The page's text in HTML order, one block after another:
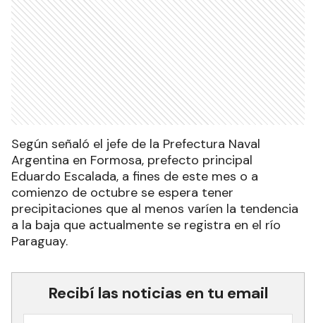
Según señaló el jefe de la Prefectura Naval
Argentina en Formosa, prefecto principal
Eduardo Escalada, a fines de este mes o a
comienzo de octubre se espera tener
precipitaciones que al menos varíen la tendencia
a la baja que actualmente se registra en el río
Paraguay.
Recibí las noticias en tu email